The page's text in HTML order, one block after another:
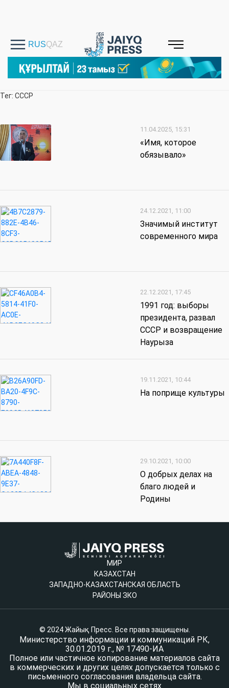
Тег: СССР
11.04.2025, 15:31
«Имя, которое
обязывало»
24.12.2021, 11:00
Значимый институт
современного мира
22.12.2021, 17:45
1991 год: выборы
президента, развал
СССР и возвращение
Наурыза
19.11.2021, 10:44
На поприще культуры
29.10.2021, 10:00
О добрых делах на
благо людей и
Родины
МИР
КАЗАХСТАН
ЗАПАДНО-КАЗАХСТАНСКАЯ ОБЛАСТЬ
РАЙОНЫ ЗКО
© 2024 Жайық Пресс. Все права защищены.
Министерство информации и коммуникаций РК,
30.01.2019 г., № 17490-ИА
Полное или частичное копирование материалов сайта
в коммерческих и других целях допускается только с
письменного согласования владельца сайта.
Мы в социальных сетях